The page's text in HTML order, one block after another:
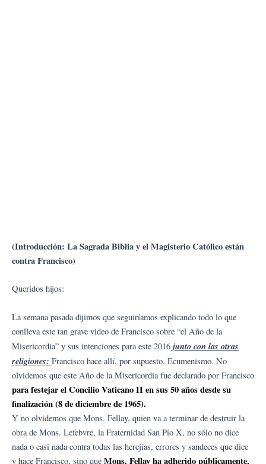
(Introducción: La Sagrada Biblia y el Magisterio Católico están
contra Francisco)
Queridos hijos:
La semana pasada dijimos que seguiríamos explicando todo lo que
conlleva este tan grave video de Francisco sobre “el Año de la
Misericordia” y sus intenciones para este 2016 junto con las otras
religiones: Francisco hace allí, por supuesto, Ecumenismo. No
olvidemos que este Año de la Misericordia fue declarado por Francisco
para festejar el Concilio Vaticano II en sus 50 años desde su
finalización (8 de diciembre de 1965).
Y no olvidemos que Mons. Fellay, quien va a terminar de destruir la
obra de Mons. Lefebvre, la Fraternidad San Pío X, no sólo no dice
nada o casi nada contra todas las herejías, errores y sandeces que dice
y hace Francisco, sino que Mons. Fellay ha adherido públicamente,